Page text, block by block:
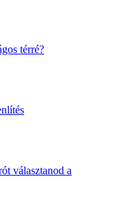
térré?
választanod a